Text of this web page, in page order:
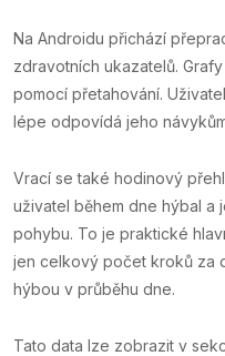
Na Androidu přichází
zdravotních ukazatelů.
pomocí přetahování.
lépe odpovídá jeho
Vrací se také hodinový
uživatel během dne hýbal a
pohybu. To je praktické
jen celkový počet kroků za
hýbou v průběhu dne.
Tato data lze zobrazit v